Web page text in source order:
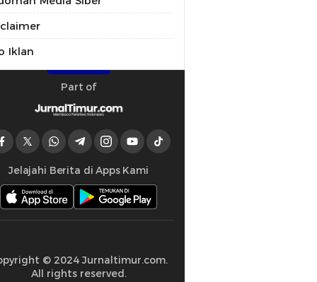
Iklan
Part of
Jelajahi Berita di Apps Kami
© 2024 Jurnaltimur.com.
All rights reserved.